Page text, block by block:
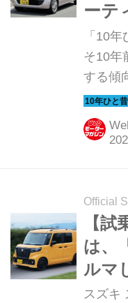
ーテ
だっ
「10
そ10年
する傾
のニュ
写真で
ダ Nボ
Official
【
は、
ルマ
スズキ